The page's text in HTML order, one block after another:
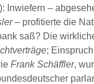
Inwiefern –
– profitierte die
saß? Die
;
Frank Schäffler,